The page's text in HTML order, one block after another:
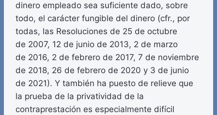
dinero empleado sea suficiente dado, sobre
todo, el carácter fungible del dinero (cfr., por
todas, las Resoluciones de 25 de octubre
de 2007, 12 de junio de 2013, 2 de marzo
de 2016, 2 de febrero de 2017, 7 de noviembre
de 2018, 26 de febrero de 2020 y 3 de junio
de 2021). Y también ha puesto de relieve que
la prueba de la privatividad de la
contraprestación es especialmente difícil